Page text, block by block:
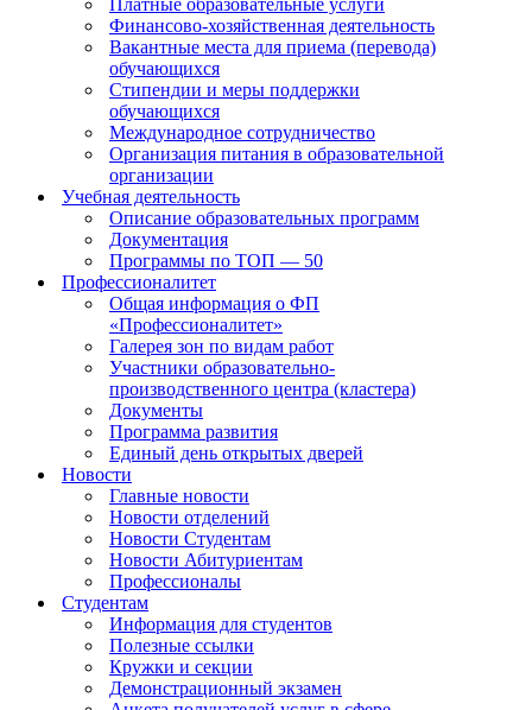
Платные образовательные услуги
Финансово-хозяйственная деятельность
Вакантные места для приема (перевода)
обучающихся
Стипендии и меры поддержки
обучающихся
Международное сотрудничество
Организация питания в образовательной
организации
Учебная деятельность
Описание образовательных программ
Документация
Программы по ТОП — 50
Профессионалитет
Общая информация о ФП
«Профессионалитет»
Галерея зон по видам работ
Участники образовательно-
производственного центра (кластера)
Документы
Программа развития
Единый день открытых дверей
Новости
Главные новости
Новости отделений
Новости Студентам
Новости Абитуриентам
Профессионалы
Студентам
Информация для студентов
Полезные ссылки
Кружки и секции
Демонстрационный экзамен